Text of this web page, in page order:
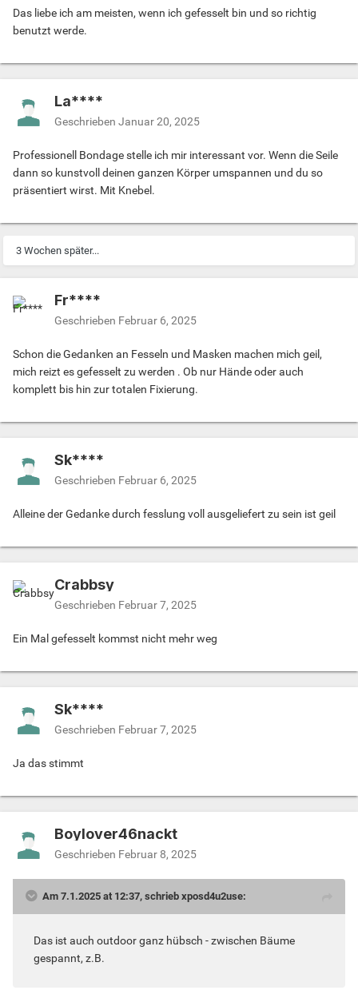
Das liebe ich am meisten, wenn ich gefesselt bin und so richtig
benutzt werde.
La****
Geschrieben Januar 20, 2025
Professionell Bondage stelle ich mir interessant vor. Wenn die Seile
dann so kunstvoll deinen ganzen Körper umspannen und du so
präsentiert wirst. Mit Knebel.
3 Wochen später...
Fr****
Geschrieben Februar 6, 2025
Schon die Gedanken an Fesseln und Masken machen mich geil,
mich reizt es gefesselt zu werden . Ob nur Hände oder auch
komplett bis hin zur totalen Fixierung.
Sk****
Geschrieben Februar 6, 2025
Alleine der Gedanke durch fesslung voll ausgeliefert zu sein ist geil
Crabbsy
Geschrieben Februar 7, 2025
Ein Mal gefesselt kommst nicht mehr weg
Sk****
Geschrieben Februar 7, 2025
Ja das stimmt
Boylover46nackt
Geschrieben Februar 8, 2025
Am 7.1.2025 at 12:37, schrieb xposd4u2use:
Das ist auch outdoor ganz hübsch - zwischen Bäume
gespannt, z.B.